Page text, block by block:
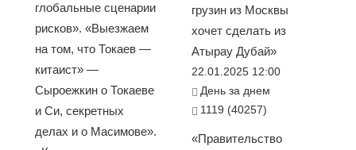
глобальные сценарии
рисков». «Выезжаем
на том, что Токаев —
китаист» —
Сыроежкин о Токаеве
и Си, секретных
делах и о Масимове».
грузин из Москвы
хочет сделать из
Атырау Дубай»
22.01.2025 12:00
День за днем
1119 (40257)
«Правительство